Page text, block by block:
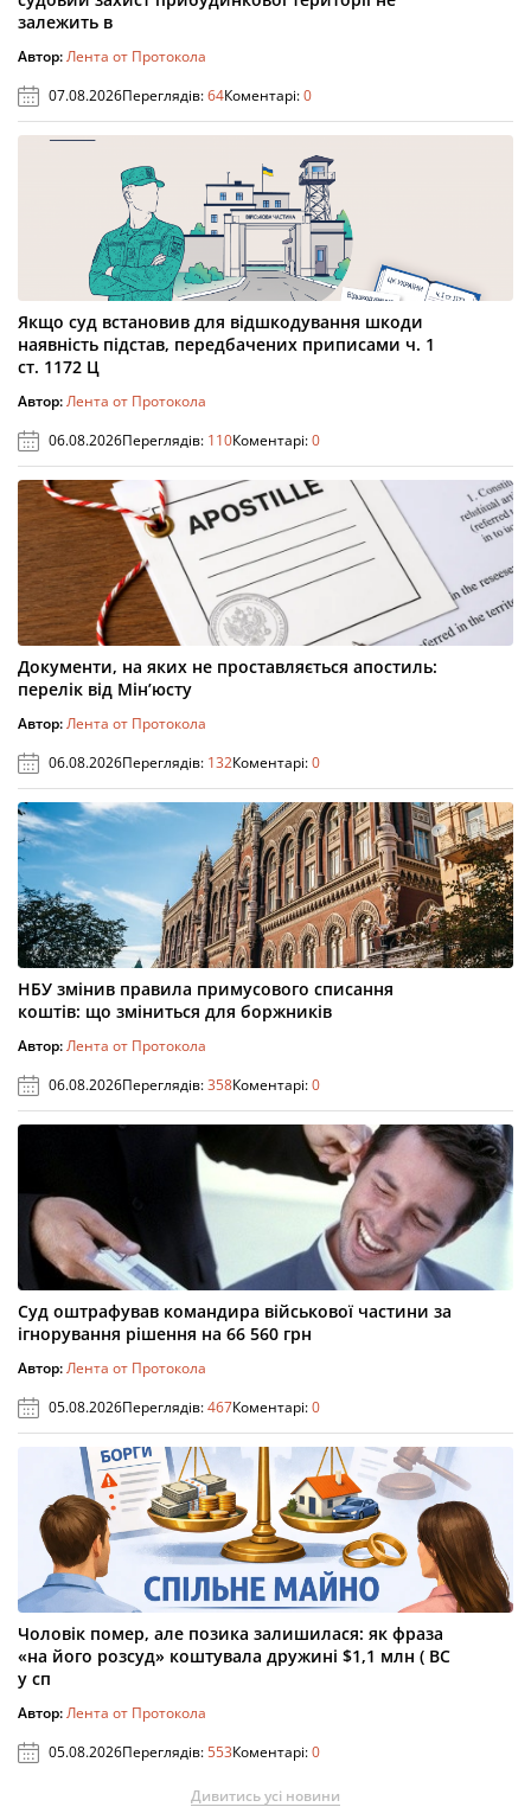
залежить в
Автор:Лента от Протокола
07.08.2026Переглядів:64Коментарі:0
Якщо суд встановив для відшкодування шкоди
наявність підстав, передбачених приписами ч. 1
ст. 1172 Ц
Автор:Лента от Протокола
06.08.2026Переглядів: 110Коментарі:0
Документи, на яких не проставляється апостиль:
перелік від Мін’юсту
Автор:Лента от Протокола
06.08.2026Переглядів: 132Коментарі:0
НБУ змінив правила примусового списання
коштів: що зміниться для боржників
Автор:Лента от Протокола
06.08.2026Переглядів:358Коментарі:0
Суд оштрафував командира військової частини за
ігнорування рішення на 66 560 грн
Автор:Лента от Протокола
05.08.2026Переглядів:467Коментарі:0
Чоловік помер, але позика залишилася: як фраза
«на його розсуд» коштувала дружині $1,1 млн ( ВС
у сп
Автор:Лента от Протокола
05.08.2026Переглядів:553Коментарі:0
Дивитись усі новини